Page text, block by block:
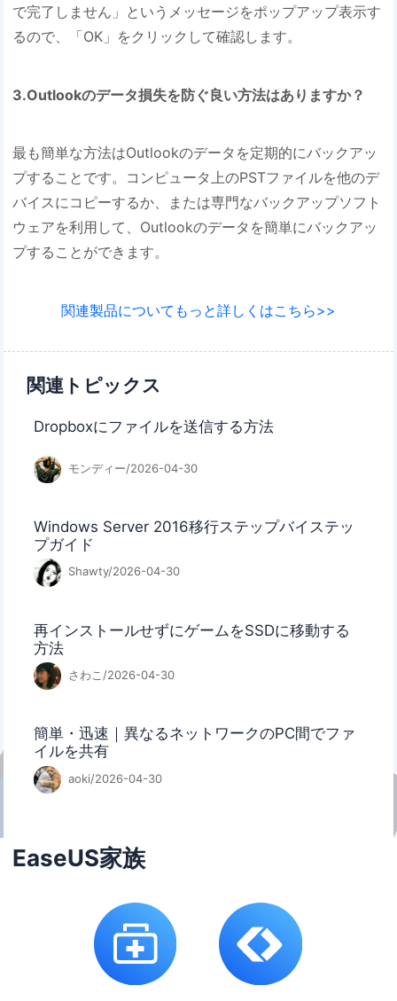
で完了しません」というメッセージをポップアップ表示す
るので、「OK」をクリックして確認します。
3.Outlookのデータ損失を防ぐ良い方法はありますか？
最も簡単な方法はOutlookのデータを定期的にバックアッ
プすることです。コンピュータ上のPSTファイルを他のデ
バイスにコピーするか、または専門なバックアップソフト
ウェアを利用して、Outlookのデータを簡単にバックアッ
プすることができます。
関連製品についてもっと詳しくはこちら>>
関連トピックス
Dropboxにファイルを送信する方法
モンディー/2026-04-30
Windows Server 2016移行ステップバイステッ
プガイド
Shawty/2026-04-30
再インストールせずにゲームをSSDに移動する
方法
さわこ/2026-04-30
簡単・迅速｜異なるネットワークのPC間でファ
イルを共有
aoki/2026-04-30
EaseUS家族